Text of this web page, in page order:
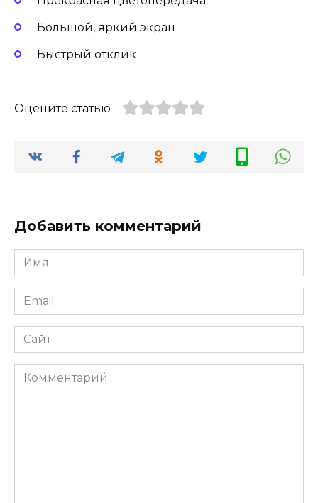
Большой, яркий экран
Быстрый отклик
Оцените статью
Добавить комментарий
Имя
Email
Сайт
Комментарий